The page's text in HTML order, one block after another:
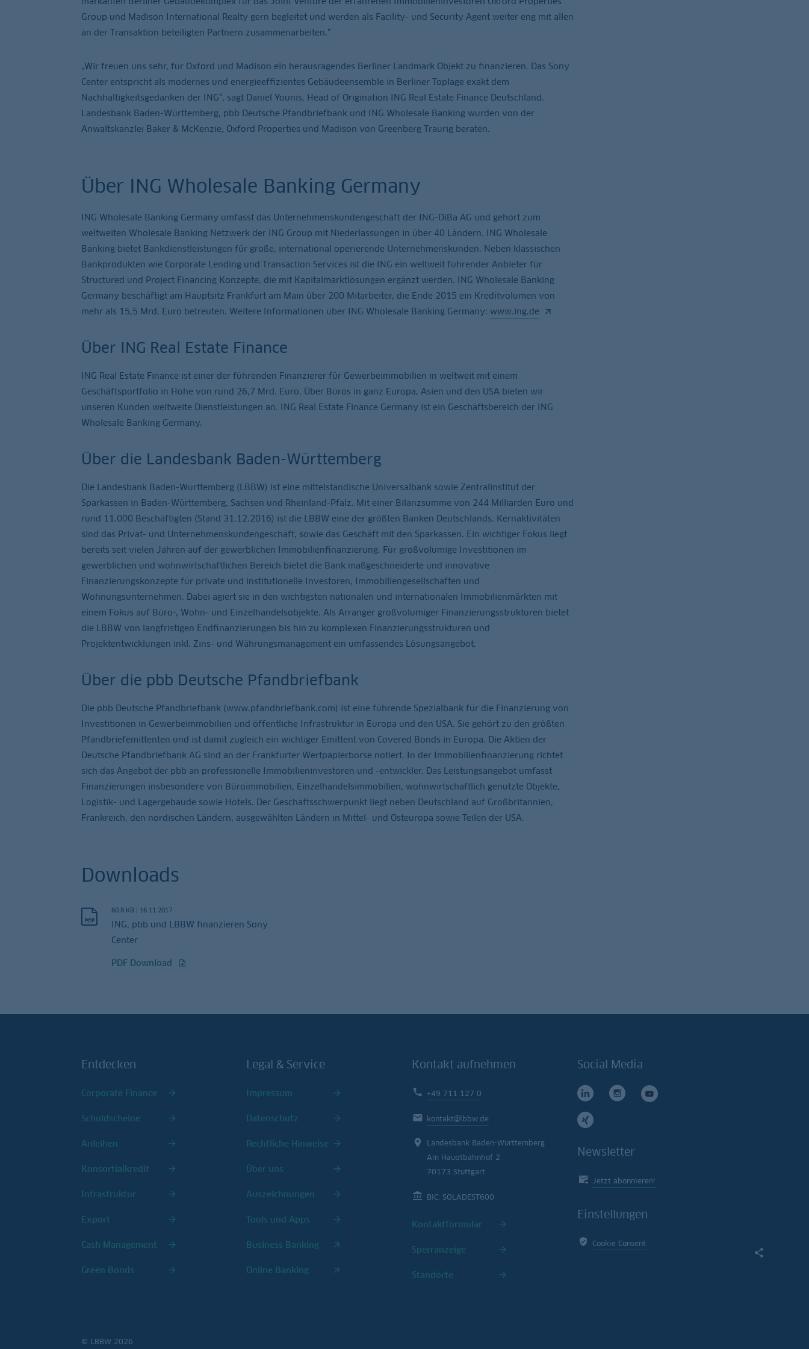
Group und Madison International Realty gern begleitet und werden als Facility- und Security Agent weiter eng mit allen
an der Transaktion beteiligten Partnern zusammenarbeiten.“
„Wir freuen uns sehr, für Oxford und Madison ein herausragendes Berliner Landmark Objekt zu finanzieren. Das Sony
Center entspricht als modernes und energieeffizientes Gebäudeensemble in Berliner Toplage exakt dem
Nachhaltigkeitsgedanken der ING“, sagt Daniel Younis, Head of Origination ING Real Estate Finance Deutschland.
Landesbank Baden-Württemberg, pbb Deutsche Pfandbriefbank und ING Wholesale Banking wurden von der
Anwaltskanzlei Baker & McKenzie, Oxford Properties und Madison von Greenberg Traurig beraten.
Über ING Wholesale Banking Germany
ING Wholesale Banking Germany umfasst das Unternehmenskundengeschäft der ING-DiBa AG und gehört zum
weltweiten Wholesale Banking Netzwerk der ING Group mit Niederlassungen in über 40 Ländern. ING Wholesale
Banking bietet Bankdienstleistungen für große, international operierende Unternehmenskunden. Neben klassischen
Bankprodukten wie Corporate Lending und Transaction Services ist die ING ein weltweit führender Anbieter für
Structured und Project Financing Konzepte, die mit Kapitalmarktlösungen ergänzt werden. ING Wholesale Banking
Germany beschäftigt am Hauptsitz Frankfurt am Main über 200 Mitarbeiter, die Ende 2015 ein Kreditvolumen von
mehr als 15,5 Mrd. Euro betreuten. Weitere Informationen über ING Wholesale Banking Germany: www.ing.de
Über ING Real Estate Finance
ING Real Estate Finance ist einer der führenden Finanzierer für Gewerbeimmobilien in weltweit mit einem
Geschäftsportfolio in Höhe von rund 26,7 Mrd. Euro. Über Büros in ganz Europa, Asien und den USA bieten wir
unseren Kunden weltweite Dienstleistungen an. ING Real Estate Finance Germany ist ein Geschäftsbereich der ING
Wholesale Banking Germany.
Über die Landesbank Baden-Württemberg
Die Landesbank Baden-Württemberg (LBBW) ist eine mittelständische Universalbank sowie Zentralinstitut der
Sparkassen in Baden-Württemberg, Sachsen und Rheinland-Pfalz. Mit einer Bilanzsumme von 244 Milliarden Euro und
rund 11.000 Beschäftigten (Stand 31.12.2016) ist die LBBW eine der größten Banken Deutschlands. Kernaktivitäten
sind das Privat- und Unternehmenskundengeschäft, sowie das Geschäft mit den Sparkassen. Ein wichtiger Fokus liegt
bereits seit vielen Jahren auf der gewerblichen Immobilienfinanzierung. Für großvolumige Investitionen im
gewerblichen und wohnwirtschaftlichen Bereich bietet die Bank maßgeschneiderte und innovative
Finanzierungskonzepte für private und institutionelle Investoren, Immobiliengesellschaften und
Wohnungsunternehmen. Dabei agiert sie in den wichtigsten nationalen und internationalen Immobilienmärkten mit
einem Fokus auf Büro-, Wohn- und Einzelhandelsobjekte. Als Arranger großvolumiger Finanzierungsstrukturen bietet
die LBBW von langfristigen Endfinanzierungen bis hin zu komplexen Finanzierungsstrukturen und
Projektentwicklungen inkl. Zins- und Währungsmanagement ein umfassendes Lösungsangebot.
Über die pbb Deutsche Pfandbriefbank
Die pbb Deutsche Pfandbriefbank (www.pfandbriefbank.com) ist eine führende Spezialbank für die Finanzierung von
Investitionen in Gewerbeimmobilien und öffentliche Infrastruktur in Europa und den USA. Sie gehört zu den größten
Pfandbriefemittenten und ist damit zugleich ein wichtiger Emittent von Covered Bonds in Europa. Die Aktien der
Deutsche Pfandbriefbank AG sind an der Frankfurter Wertpapierbörse notiert. In der Immobilienfinanzierung richtet
sich das Angebot der pbb an professionelle Immobilieninvestoren und -entwickler. Das Leistungsangebot umfasst
Finanzierungen insbesondere von Büroimmobilien, Einzelhandelsimmobilien, wohnwirtschaftlich genutzte Objekte,
Logistik- und Lagergebäude sowie Hotels. Der Geschäftsschwerpunkt liegt neben Deutschland auf Großbritannien,
Frankreich, den nordischen Ländern, ausgewählten Ländern in Mittel- und Osteuropa sowie Teilen der USA.
Downloads
60.8 KB | 16.11.2017
ING, pbb und LBBW finanzieren Sony
Center
PDF Download
Entdecken
Corporate Finance
Schuldscheine
Anleihen
Konsortialkredit
Infrastruktur
Export
Cash Management
Green Bonds
Legal & Service
Impressum
Datenschutz
Rechtliche Hinweise
Über uns
Auszeichnungen
Tools und Apps
Business Banking
Online Banking
Kontakt aufnehmen
+49 711 127 0
kontakt@lbbw.de
Landesbank Baden-Württemberg
Am Hauptbahnhof 2
70173 Stuttgart
BIC: SOLADEST600
Kontaktformular
Sperranzeige
Standorte
Social Media
Newsletter
Jetzt abonnieren!
Einstellungen
Cookie Consent
© LBBW 2026